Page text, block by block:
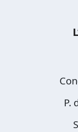
P.